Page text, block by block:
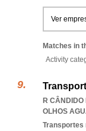
Ver
Matches in
Activity
R CÂNDIDO
OLHOS
Transportes